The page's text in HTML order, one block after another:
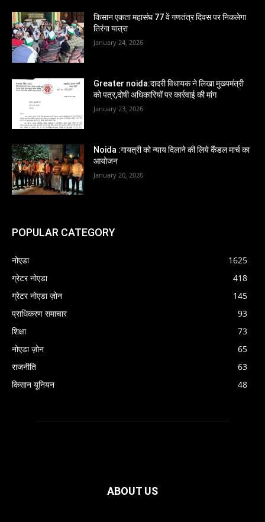
किसान एकता महासंघ 77 वें गणतंत्र दिवस पर निकलेगा
तिरंगा यात्रा
January 24, 2026
Greater noida:दादरी विधायक ने लिखा मुख्यमंत्री
को पत्र,दोषी अधिकारियों पर कार्रवाई की मांग
January 23, 2026
Noida :गायत्री को न्याय दिलाने की लिये कैंडल मार्च का
आयोजन
January 20, 2026
POPULAR CATEGORY
नोएडा
1625
ग्रेटर नोएडा
418
ग्रेटर नोएडा ज़ोन
145
प्राधिकरण समाचार
93
शिक्षा
73
नोएडा ज़ोन
65
राजनीति
63
किसान यूनियन
48
ABOUT US